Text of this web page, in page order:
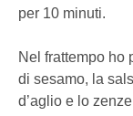
per 10 minuti.
Nel frattempo ho
di sesamo, la
d’aglio e lo